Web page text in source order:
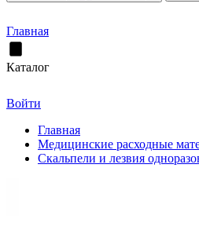
Главная
Каталог
Войти
Главная
Медицинские расходные
Скальпели и лезвия